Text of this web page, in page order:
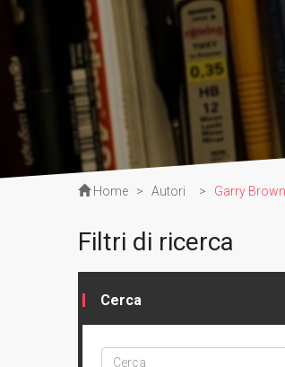
Home > Autori > Garry Brown
Filtri di ricerca
Cerca
Cerca
ptype